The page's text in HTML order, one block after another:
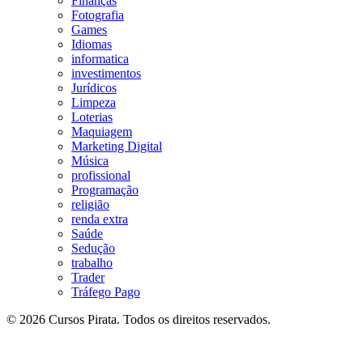
Fotografia
Games
Idiomas
informatica
investimentos
Jurídicos
Limpeza
Loterias
Maquiagem
Marketing Digital
Música
profissional
Programação
religião
renda extra
Saúde
Sedução
trabalho
Trader
Tráfego Pago
© 2026 Cursos Pirata. Todos os direitos reservados.